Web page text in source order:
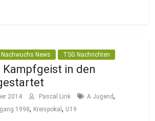
Nachwuchs News TSG Nachrichten
Kampfgeist in den
2014 Pascal Link A Jugend,
1998, Kreispokal, U19